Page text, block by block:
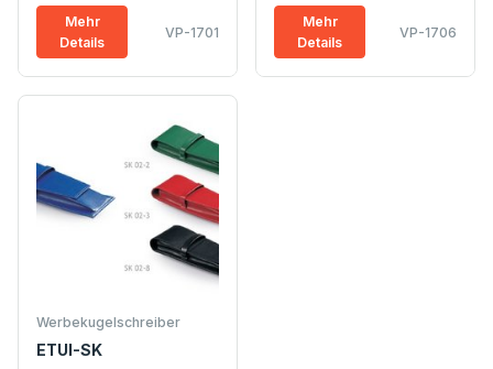
Mehr
Details
VP-1701
Mehr
Details
VP-1706
Werbekugelschreiber
ETUI-SK